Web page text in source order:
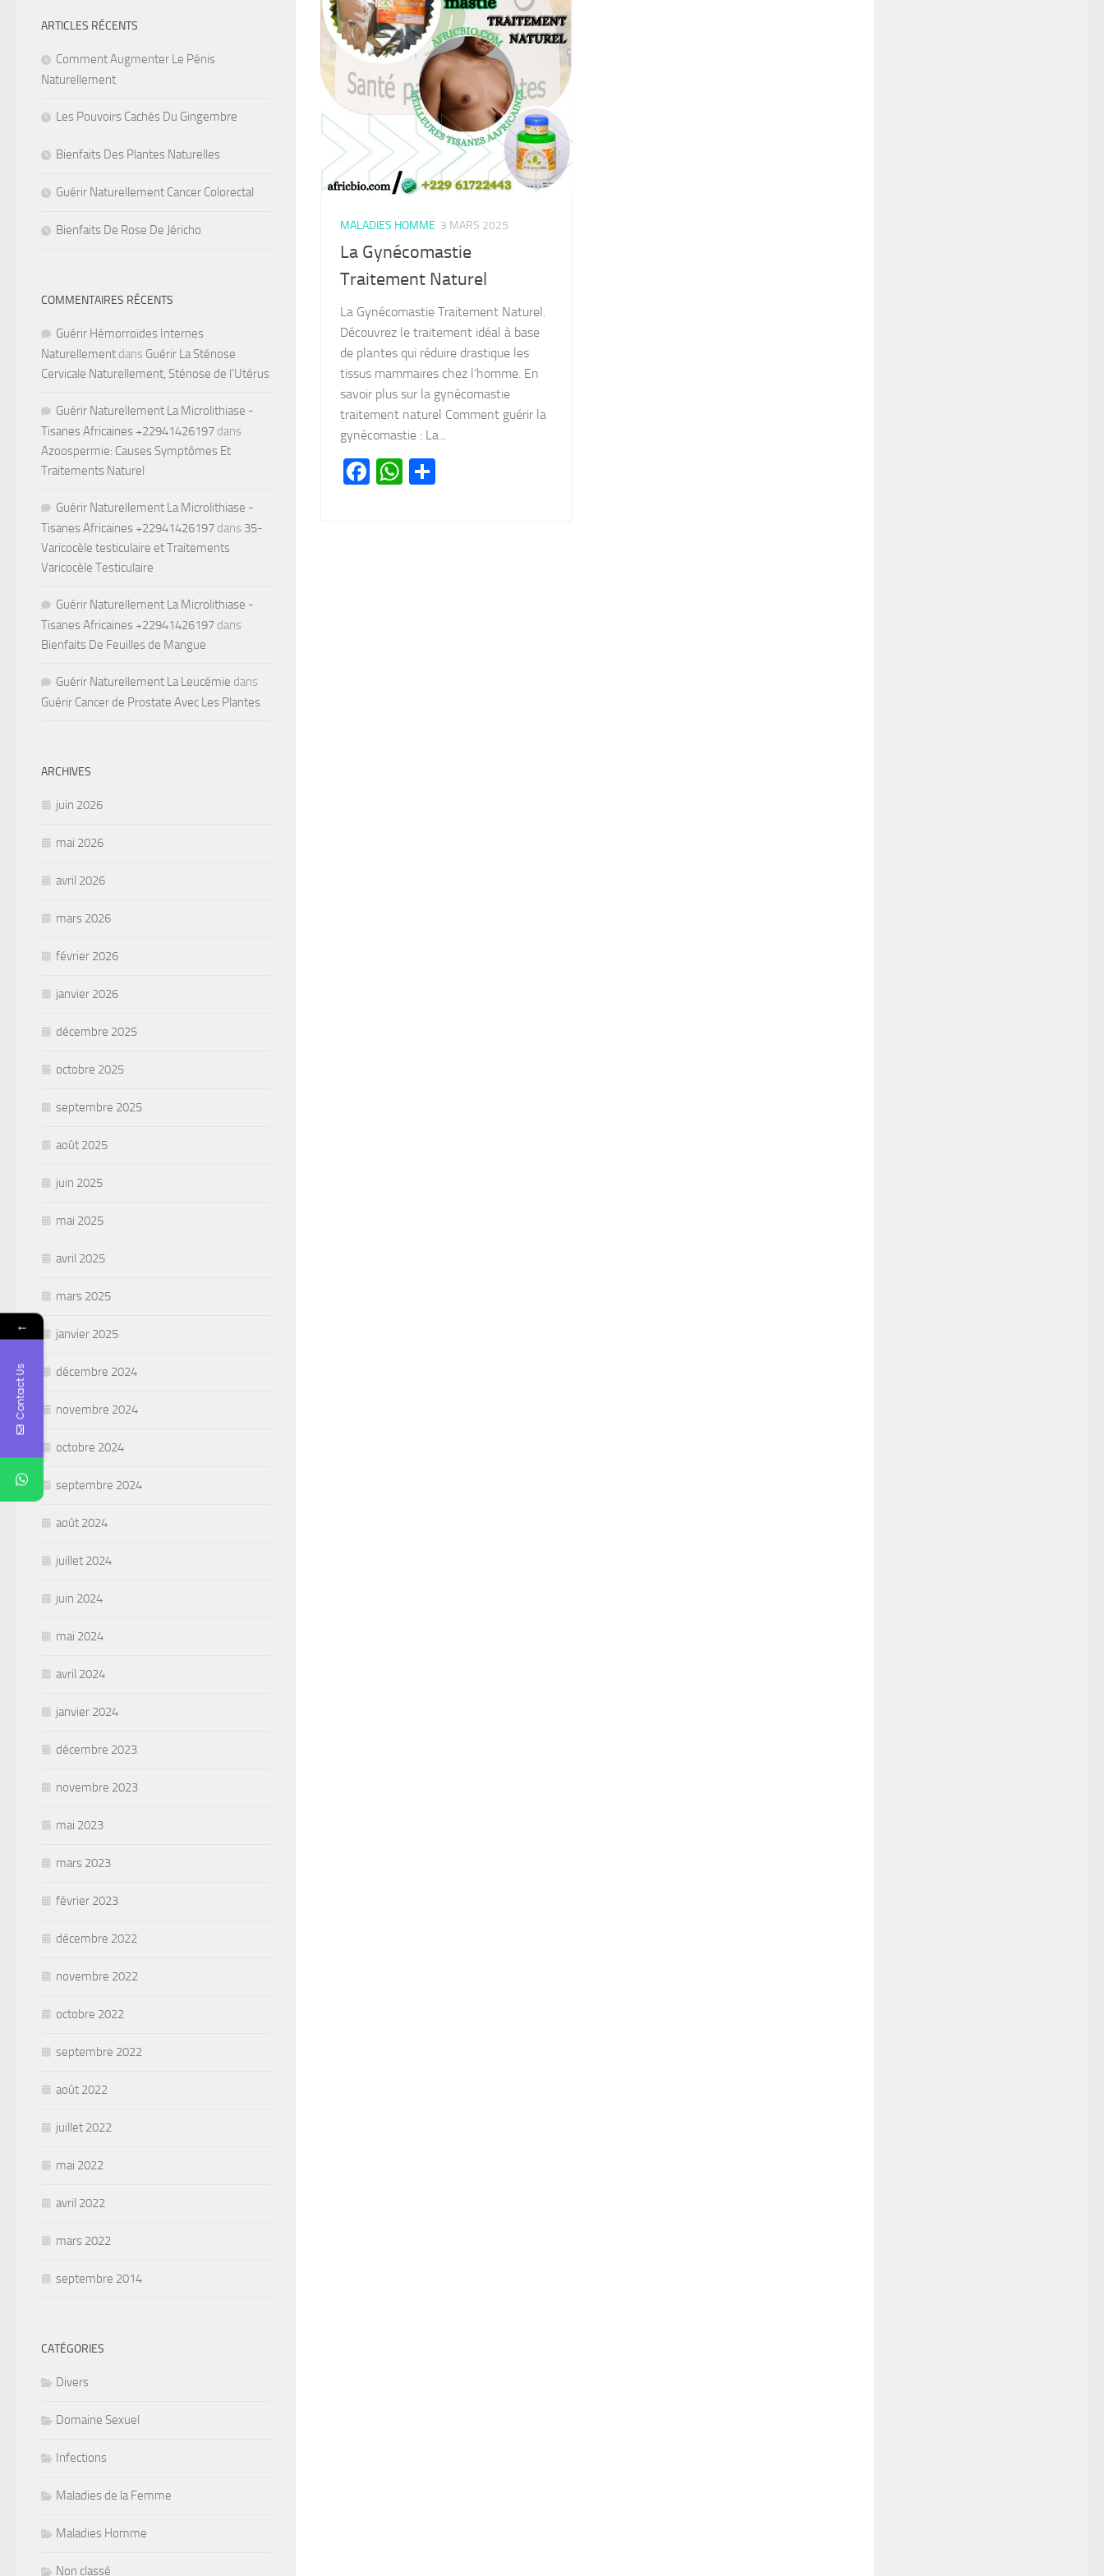
MALADIES HOMME 3 MARS 2025
La Gynécomastie
Traitement Naturel
La Gynécomastie Traitement Naturel.
Découvrez le traitement idéal à base
de plantes qui réduire drastique les
tissus mammaires chez l’homme. En
savoir plus sur la gynécomastie
traitement naturel Comment guérir la
gynécomastie : La...
Facebook
WhatsApp
ARTICLES RÉCENTS
Comment Augmenter Le Pénis
Naturellement
Les Pouvoirs Cachés Du Gingembre
Bienfaits Des Plantes Naturelles
Guérir Naturellement Cancer Colorectal
Bienfaits De Rose De Jéricho
COMMENTAIRES RÉCENTS
Guérir Hémorroïdes Internes
Naturellement dans Guérir La Sténose
Cervicale Naturellement, Sténose de l’Utérus
Guérir Naturellement La Microlithiase -
Tisanes Africaines +22941426197 dans
Azoospermie: Causes Symptômes Et
Traitements Naturel
Guérir Naturellement La Microlithiase -
Tisanes Africaines +22941426197 dans 35-
Varicocèle testiculaire et Traitements
Varicocèle Testiculaire
Guérir Naturellement La Microlithiase -
Tisanes Africaines +22941426197 dans
Bienfaits De Feuilles de Mangue
Guérir Naturellement La Leucémie dans
Guérir Cancer de Prostate Avec Les Plantes
ARCHIVES
juin 2026
mai 2026
avril 2026
mars 2026
février 2026
janvier 2026
décembre 2025
octobre 2025
septembre 2025
août 2025
juin 2025
mai 2025
avril 2025
mars 2025
janvier 2025
décembre 2024
novembre 2024
octobre 2024
septembre 2024
août 2024
juillet 2024
juin 2024
mai 2024
avril 2024
janvier 2024
décembre 2023
novembre 2023
mai 2023
mars 2023
février 2023
décembre 2022
novembre 2022
octobre 2022
septembre 2022
août 2022
juillet 2022
mai 2022
avril 2022
mars 2022
septembre 2014
CATÉGORIES
Divers
Domaine Sexuel
Infections
Maladies de la Femme
Maladies Homme
Non classé
←
Contact Us